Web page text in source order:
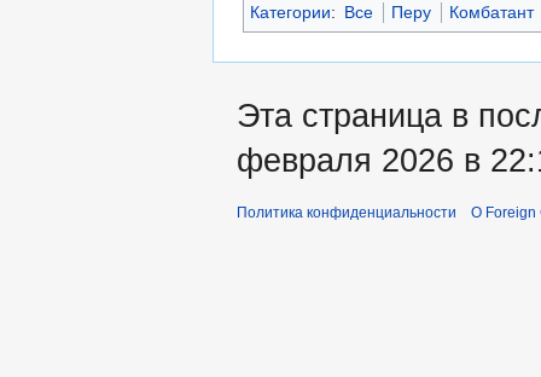
Категории: Все Перу Комбатант
Эта страница в
февраля 2026 в
Политика конфиденциальности О Foreign